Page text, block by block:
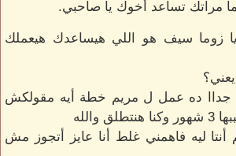
مراتك تساعد أخوك يا صاحبي.
زوما سيف هو اللي هيساعدك هيعملك
جداا ده عمل ل مريم خطة أيه مقولكش
ليه فاهمني غلط أنا عايز أتجوز مش